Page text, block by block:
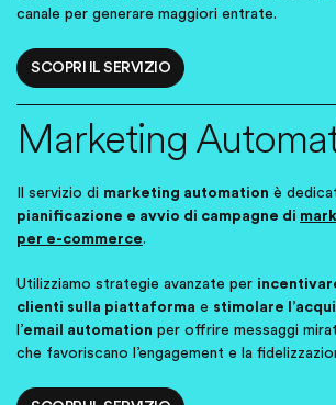
canale per generare maggiori entrate.
SCOPRI IL SERVIZIO
Marketing
Il servizio di marketing automation è
pianificazione e avvio di campagne di
per e-commerce.
Utilizziamo strategie avanzate per
clienti sulla piattaforma e stimolare
l’email automation per offrire messaggi
che favoriscano l’engagement e la